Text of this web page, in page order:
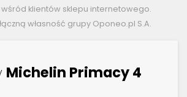
klientów sklepu internetowego.
własność grupy Oponeo.pl S.A.
Michelin Primacy 4